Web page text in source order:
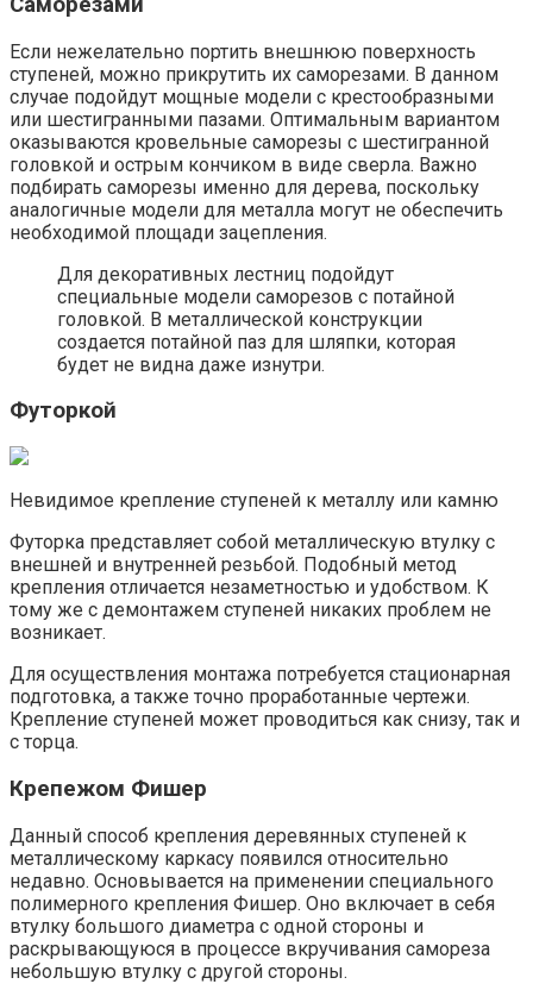
Если нежелательно портить внешнюю поверхность
ступеней, можно прикрутить их саморезами. В данном
случае подойдут мощные модели с крестообразными
или шестигранными пазами. Оптимальным вариантом
оказываются кровельные саморезы с шестигранной
головкой и острым кончиком в виде сверла. Важно
подбирать саморезы именно для дерева, поскольку
аналогичные модели для металла могут не обеспечить
необходимой площади зацепления.
Для декоративных лестниц подойдут
специальные модели саморезов с потайной
головкой. В металлической конструкции
создается потайной паз для шляпки, которая
будет не видна даже изнутри.
Футоркой
Невидимое крепление ступеней к металлу или камню
Футорка представляет собой металлическую втулку с
внешней и внутренней резьбой. Подобный метод
крепления отличается незаметностью и удобством. К
тому же с демонтажем ступеней никаких проблем не
возникает.
Для осуществления монтажа потребуется стационарная
подготовка, а также точно проработанные чертежи.
Крепление ступеней может проводиться как снизу, так и
с торца.
Крепежом Фишер
Данный способ крепления деревянных ступеней к
металлическому каркасу появился относительно
недавно. Основывается на применении специального
полимерного крепления Фишер. Оно включает в себя
втулку большого диаметра с одной стороны и
раскрывающуюся в процессе вкручивания самореза
небольшую втулку с другой стороны.